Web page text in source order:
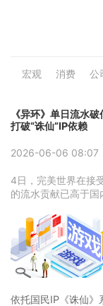
宏观 消费 公
《异环》单日流水
打破“诛仙”IP依赖
2026-06-06 08:07
4日，完美世界在接
的流水贡献已高于国
依托国民IP《诛仙